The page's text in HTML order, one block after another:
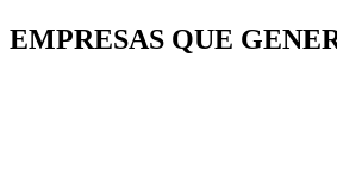
EMPRESAS QUE